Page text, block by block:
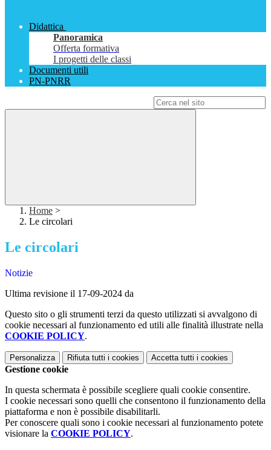
Didattica
Panoramica
Offerta formativa
I progetti delle classi
Documenti utili
PN-PNRR
Home >
Le circolari
Le circolari
Notizie
Ultima revisione il 17-09-2024 da
Questo sito o gli strumenti terzi da questo utilizzati si avvalgono di
cookie necessari al funzionamento ed utili alle finalità illustrate nella
COOKIE POLICY.
Personalizza Rifiuta tutti i cookies Accetta tutti i cookies
Gestione cookie
In questa schermata è possibile scegliere quali cookie consentire.
I cookie necessari sono quelli che consentono il funzionamento della
piattaforma e non è possibile disabilitarli.
Per conoscere quali sono i cookie necessari al funzionamento potete
visionare la COOKIE POLICY.